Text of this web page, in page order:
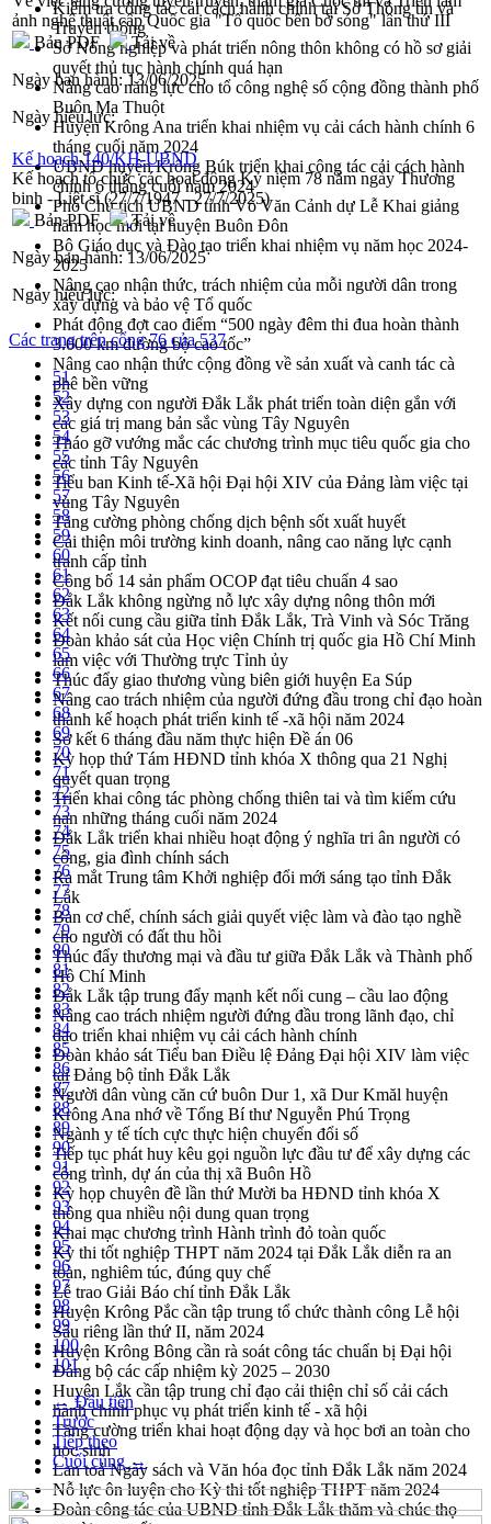
Kiểm tra công tác cải cách hành chính tại Sở Thông tin và
Truyền thông
Sở Nông nghiệp và phát triển nông thôn không có hồ sơ giải
quyết thủ tục hành chính quá hạn
Nâng cao năng lực cho tổ công nghệ số cộng đồng thành phố
Buôn Ma Thuột
Huyện Krông Ana triển khai nhiệm vụ cải cách hành chính 6
tháng cuối năm 2024
UBND huyện Krông Búk triển khai công tác cải cách hành
chính 6 tháng cuối năm 2024
Phó Chủ tịch UBND tỉnh Võ Văn Cảnh dự Lễ Khai giảng
năm học mới tại huyện Buôn Đôn
Bộ Giáo dục và Đào tạo triển khai nhiệm vụ năm học 2024-
2025
Nâng cao nhận thức, trách nhiệm của mỗi người dân trong
xây dựng và bảo vệ Tổ quốc
Phát động đợt cao điểm “500 ngày đêm thi đua hoàn thành
3.000 km đường bộ cao tốc”
Nâng cao nhận thức cộng đồng về sản xuất và canh tác cà
phê bền vững
Xây dựng con người Đắk Lắk phát triển toàn diện gắn với
các giá trị mang bản sắc vùng Tây Nguyên
Tháo gỡ vướng mắc các chương trình mục tiêu quốc gia cho
các tỉnh Tây Nguyên
Tiểu ban Kinh tế-Xã hội Đại hội XIV của Đảng làm việc tại
vùng Tây Nguyên
Tăng cường phòng chống dịch bệnh sốt xuất huyết
Cải thiện môi trường kinh doanh, nâng cao năng lực cạnh
tranh cấp tỉnh
Công bố 14 sản phẩm OCOP đạt tiêu chuẩn 4 sao
Đắk Lắk không ngừng nỗ lực xây dựng nông thôn mới
Kết nối cung cầu giữa tỉnh Đắk Lắk, Trà Vinh và Sóc Trăng
Đoàn khảo sát của Học viện Chính trị quốc gia Hồ Chí Minh
làm việc với Thường trực Tỉnh ủy
Thúc đẩy giao thương vùng biên giới huyện Ea Súp
Nâng cao trách nhiệm của người đứng đầu trong chỉ đạo hoàn
thành kế hoạch phát triển kinh tế -xã hội năm 2024
Sơ kết 6 tháng đầu năm thực hiện Đề án 06
Kỳ họp thứ Tám HĐND tỉnh khóa X thông qua 21 Nghị
quyết quan trọng
Triển khai công tác phòng chống thiên tai và tìm kiếm cứu
nạn những tháng cuối năm 2024
Đắk Lắk triển khai nhiều hoạt động ý nghĩa tri ân người có
công, gia đình chính sách
Ra mắt Trung tâm Khởi nghiệp đổi mới sáng tạo tỉnh Đắk
Lắk
Bàn cơ chế, chính sách giải quyết việc làm và đào tạo nghề
cho người có đất thu hồi
Thúc đẩy thương mại và đầu tư giữa Đắk Lắk và Thành phố
Hồ Chí Minh
Đắk Lắk tập trung đẩy mạnh kết nối cung – cầu lao động
Nâng cao trách nhiệm người đứng đầu trong lãnh đạo, chỉ
đạo triển khai nhiệm vụ cải cách hành chính
Đoàn khảo sát Tiểu ban Điều lệ Đảng Đại hội XIV làm việc
tại Đảng bộ tỉnh Đắk Lắk
Người dân vùng căn cứ buôn Dur 1, xã Dur Kmăl huyện
Krông Ana nhớ về Tổng Bí thư Nguyễn Phú Trọng
Ngành y tế tích cực thực hiện chuyển đổi số
Tiếp tục phát huy kêu gọi nguồn lực đầu tư để xây dựng các
công trình, dự án của thị xã Buôn Hồ
Kỳ họp chuyên đề lần thứ Mười ba HĐND tỉnh khóa X
thông qua nhiều nội dung quan trọng
Khai mạc chương trình Hành trình đỏ toàn quốc
Kỳ thi tốt nghiệp THPT năm 2024 tại Đắk Lắk diễn ra an
toàn, nghiêm túc, đúng quy chế
Lễ trao Giải Báo chí tỉnh Đắk Lắk
Huyện Krông Pắc cần tập trung tổ chức thành công Lễ hội
Sầu riêng lần thứ II, năm 2024
Huyện Krông Bông cần rà soát công tác chuẩn bị Đại hội
Đảng bộ các cấp nhiệm kỳ 2025 – 2030
Huyện Lắk cần tập trung chỉ đạo cải thiện chỉ số cải cách
hành chính phục vụ phát triển kinh tế - xã hội
Tăng cường triển khai hoạt động dạy và học bơi an toàn cho
học sinh
Lan toả Ngày sách và Văn hóa đọc tỉnh Đắk Lắk năm 2024
Nỗ lực ôn luyện cho Kỳ thi tốt nghiệp THPT năm 2024
Đoàn công tác của UBND tỉnh Đắk Lắk thăm và chúc thọ
ảnh nghệ thuật cấp Quốc gia "Tổ quốc bên bờ sóng" lần thứ III
Bản PDF
Tải về
Ngày ban hành:13/06/2025
Ngày hiệu lực:
Kế hoạch 140/KH-UBND
Kế hoạch tổ chức các hoạt động Kỷ niệm 78 năm ngày Thương
binh - Liệt sĩ (27/7/1947 - 27/7/2025)
Bản PDF
Tải về
Ngày ban hành:13/06/2025
Ngày hiệu lực:
Các trang trên cổng 76 của 537
51
52
53
54
55
56
57
58
59
60
61
62
63
64
65
66
67
68
69
70
71
72
73
74
75
76
77
78
79
80
81
82
83
84
85
86
87
88
89
90
91
92
93
94
95
96
97
98
99
100
101
← Đầu tiên
Trước
Tiếp theo
Cuối cùng →